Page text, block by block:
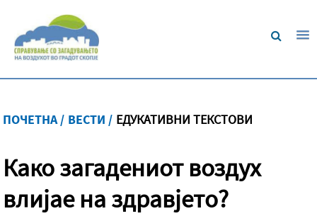
ПОЧЕТНА / ВЕСТИ / ЕДУКАТИВНИ ТЕКСТОВИ
Како загадениот воздух
влијае на здравјето?